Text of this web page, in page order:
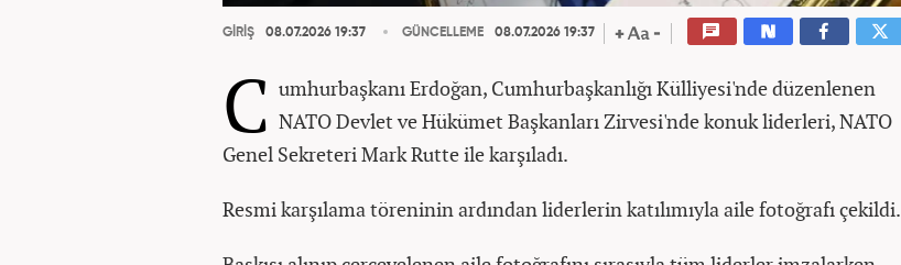
GİRİŞ 08.07.2026 19:37 GÜNCELLEME 08.07.2026 19:37
C umhurbaşkanı Erdoğan, Cumhurbaşkanlığı Külliyesi'nde düzenlenen
NATO Devlet ve Hükümet Başkanları Zirvesi'nde konuk liderleri, NATO
Genel Sekreteri Mark Rutte ile karşıladı.
Resmi karşılama töreninin ardından liderlerin katılımıyla aile fotoğrafı çekildi.